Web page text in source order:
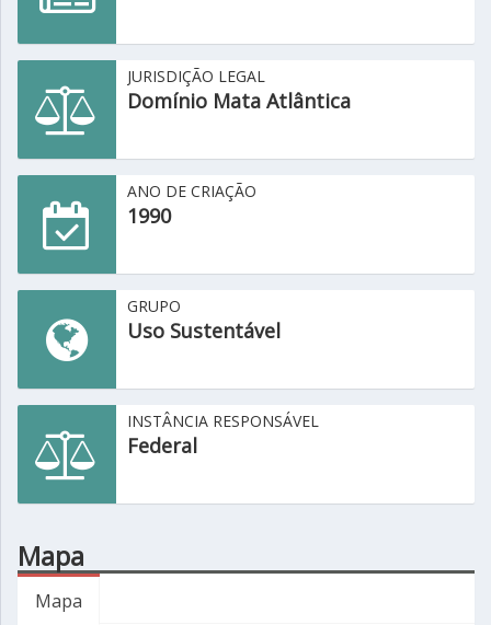
JURISDIÇÃO LEGAL
Domínio Mata Atlântica
ANO DE CRIAÇÃO
1990
GRUPO
Uso Sustentável
INSTÂNCIA RESPONSÁVEL
Federal
Mapa
Mapa